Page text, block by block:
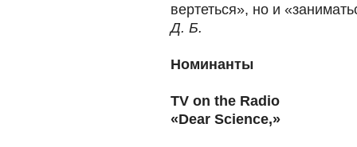
вертеться», но и
Д. Б.
Номинанты
TV on the Radio
«Dear Science,»